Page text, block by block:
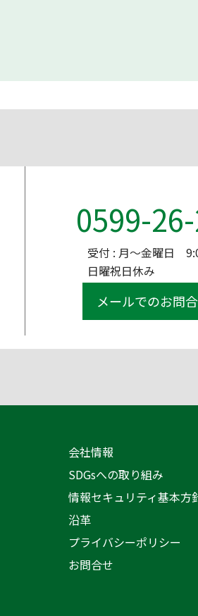
0599-
受付 : 月～金曜日
日曜祝日休み
メールでのお問
会社情報
SDGsへの取り組み
情報セキュリティ基本方
沿革
プライバシーポリシー
お問合せ